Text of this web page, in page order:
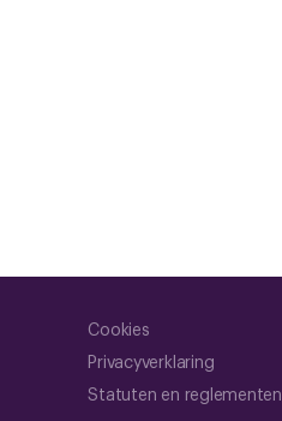
Cookies
Privacyverklaring
Statuten en reglementen